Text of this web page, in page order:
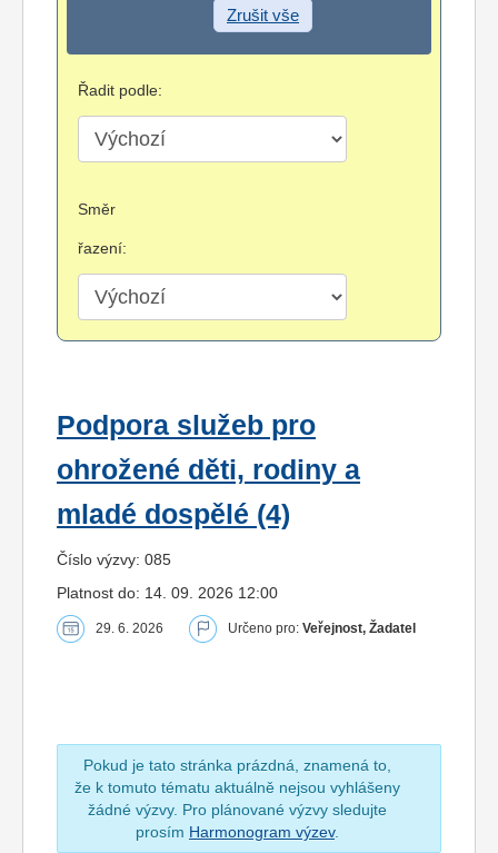
Zrušit vše
Řadit podle:
Směr
řazení:
Podpora služeb pro
ohrožené děti, rodiny a
mladé dospělé (4)
Číslo výzvy: 085
Platnost do: 14. 09. 2026 12:00
29. 6. 2026 Určeno pro: Veřejnost, Žadatel
Pokud je tato stránka prázdná, znamená to,
že k tomuto tématu aktuálně nejsou vyhlášeny
žádné výzvy. Pro plánované výzvy sledujte
prosím Harmonogram výzev.